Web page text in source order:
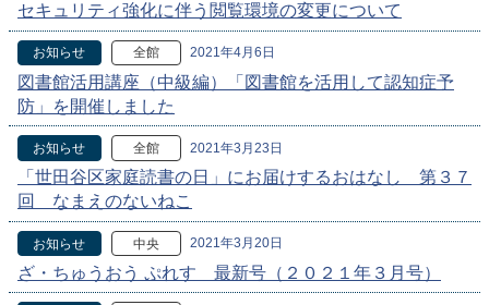
セキュリティ強化に伴う閲覧環境の変更について
お知らせ 全館 2021年4月6日
図書館活用講座（中級編）「図書館を活用して認知症予
防」を開催しました
お知らせ 全館 2021年3月23日
「世田谷区家庭読書の日」にお届けするおはなし 第３７
回 なまえのないねこ
お知らせ 中央 2021年3月20日
ざ・ちゅうおう ぷれす 最新号（２０２１年３月号）